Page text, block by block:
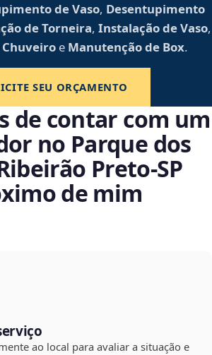
de Vaso, Desentupimento
de Torneira, Instalação de Vaso,
e Manutenção de Box.
SEU ORÇAMENTO
de contar com um
no Parque dos
Preto‑SP
de mim
ao local para avaliar a situação e